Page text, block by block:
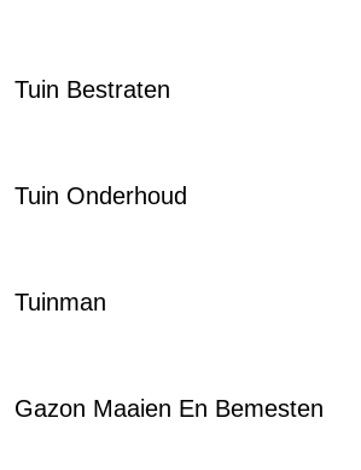
Tuin Bestraten
Tuin Onderhoud
Tuinman
Gazon Maaien En Bemesten